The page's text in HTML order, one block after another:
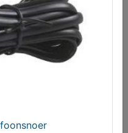
Telecom